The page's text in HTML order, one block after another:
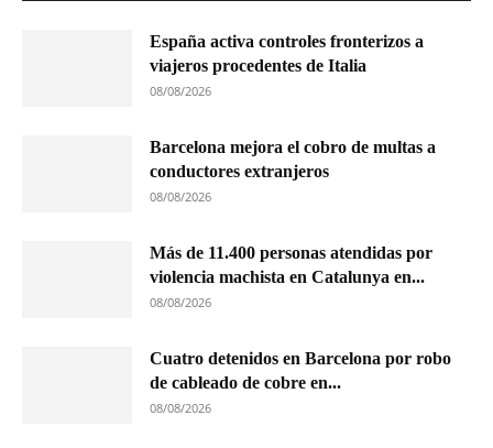
España activa controles fronterizos a
viajeros procedentes de Italia
08/08/2026
Barcelona mejora el cobro de multas a
conductores extranjeros
08/08/2026
Más de 11.400 personas atendidas por
violencia machista en Catalunya en...
08/08/2026
Cuatro detenidos en Barcelona por robo
de cableado de cobre en...
08/08/2026